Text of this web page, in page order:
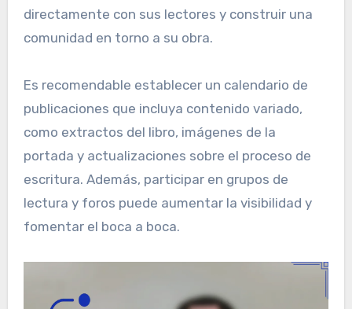
directamente con sus lectores y construir una
comunidad en torno a su obra.
Es recomendable establecer un calendario de
publicaciones que incluya contenido variado,
como extractos del libro, imágenes de la
portada y actualizaciones sobre el proceso de
escritura. Además, participar en grupos de
lectura y foros puede aumentar la visibilidad y
fomentar el boca a boca.